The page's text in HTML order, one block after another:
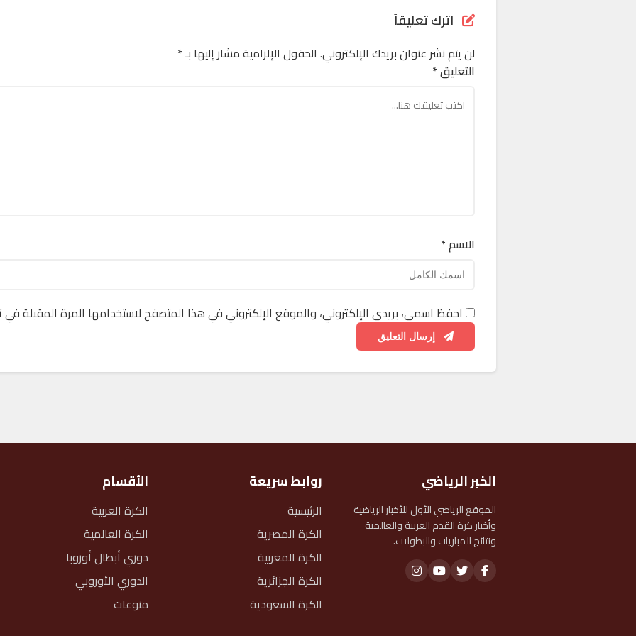
اترك تعليقاً
لن يتم نشر عنوان بريدك الإلكتروني. الحقول الإلزامية مشار إليها بـ*
التعليق *
الاسم *
احفظ اسمي، بريدي الإلكتروني، والموقع الإلكتروني في هذا المتصفح لاستخدامها المرة المقبلة
الخبر الرياضي
الموقع الرياضي الأول للأخبار الرياضية
وأخبار كرة القدم العربية والعالمية
ونتائج المباريات والبطولات.
روابط سريعة
الرئيسية
الكرة المصرية
الكرة المغربية
الكرة الجزائرية
الكرة السعودية
الأقسام
الكرة العربية
الكرة العالمية
دوري أبطال أوروبا
الدوري الأوروبي
منوعات